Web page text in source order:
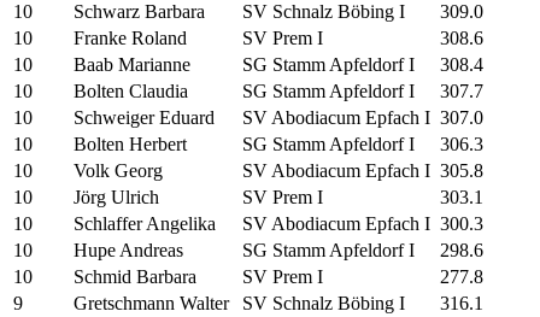
10
Schwarz Barbara SV Schnalz Böbing I
309.0
10
Franke Roland SV Prem I
308.6
10
Baab Marianne SG Stamm Apfeldorf I
308.4
10
Bolten Claudia SG Stamm Apfeldorf I
307.7
10
Schweiger Eduard SV Abodiacum Epfach I 307.0
10
Bolten Herbert SG Stamm Apfeldorf I
306.3
10
Volk Georg SV Abodiacum Epfach I 305.8
10
Jörg Ulrich SV Prem I
303.1
10
Schlaffer Angelika SV Abodiacum Epfach I 300.3
10
Hupe Andreas SG Stamm Apfeldorf I
298.6
10
Schmid Barbara SV Prem I
277.8
9
Gretschmann Walter SV Schnalz Böbing I
316.1